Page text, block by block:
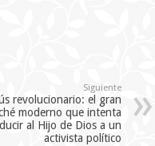
Siguiente
revolucionario: el gran
moderno que intenta
al Hijo de Dios a un
activista político